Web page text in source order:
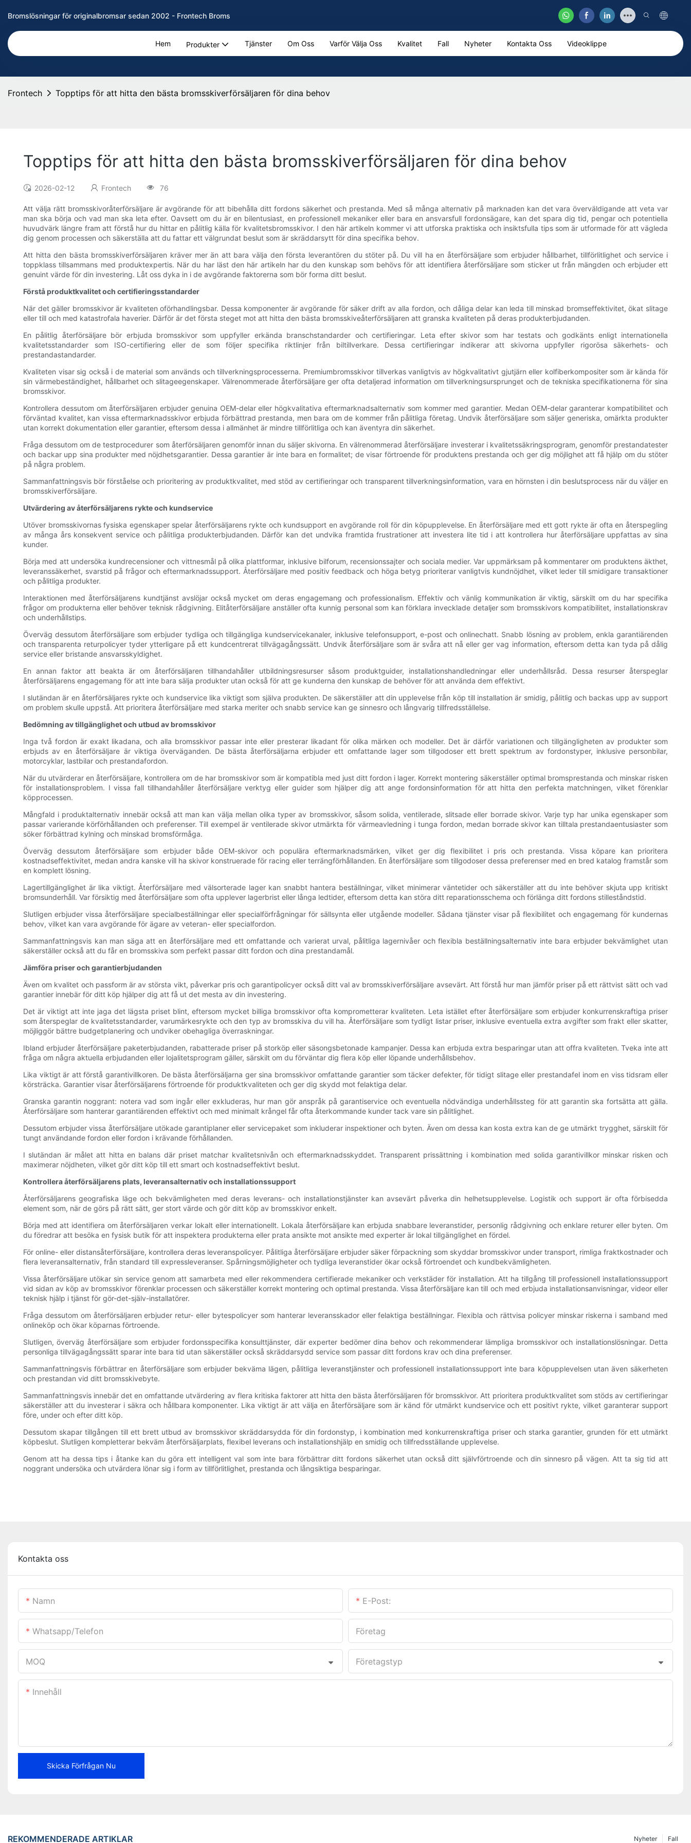
Bromslösningar för originalbromsar sedan 2002 - Frontech Broms
Hem Produkter Tjänster Om Oss Varför Välja Oss Kvalitet Fall Nyheter Kontakta Oss Videoklippe
Frontech Topptips för att hitta den bästa bromsskiverförsäljaren för dina behov
Topptips för att hitta den bästa bromsskiverförsäljaren för dina behov
2026-02-12 Frontech 76
Att välja rätt bromsskivoråterförsäljare är avgörande för att bibehålla ditt fordons säkerhet och prestanda. Med så många alternativ på marknaden kan det vara överväldigande att veta var
man ska börja och vad man ska leta efter. Oavsett om du är en bilentusiast, en professionell mekaniker eller bara en ansvarsfull fordonsägare, kan det spara dig tid, pengar och potentiella
huvudvärk längre fram att förstå hur du hittar en pålitlig källa för kvalitetsbromsskivor. I den här artikeln kommer vi att utforska praktiska och insiktsfulla tips som är utformade för att vägleda
dig genom processen och säkerställa att du fattar ett välgrundat beslut som är skräddarsytt för dina specifika behov.
Att hitta den bästa bromsskiverförsäljaren kräver mer än att bara välja den första leverantören du stöter på. Du vill ha en återförsäljare som erbjuder hållbarhet, tillförlitlighet och service i
toppklass tillsammans med produktexpertis. När du har läst den här artikeln har du den kunskap som behövs för att identifiera återförsäljare som sticker ut från mängden och erbjuder ett
genuint värde för din investering. Låt oss dyka in i de avgörande faktorerna som bör forma ditt beslut.
Förstå produktkvalitet och certifieringsstandarder
När det gäller bromsskivor är kvaliteten oförhandlingsbar. Dessa komponenter är avgörande för säker drift av alla fordon, och dåliga delar kan leda till minskad bromseffektivitet, ökat slitage
eller till och med katastrofala haverier. Därför är det första steget mot att hitta den bästa bromsskiveåterförsäljaren att granska kvaliteten på deras produkterbjudanden.
En pålitlig återförsäljare bör erbjuda bromsskivor som uppfyller erkända branschstandarder och certifieringar. Leta efter skivor som har testats och godkänts enligt internationella
kvalitetsstandarder som ISO-certifiering eller de som följer specifika riktlinjer från biltillverkare. Dessa certifieringar indikerar att skivorna uppfyller rigorösa säkerhets- och
prestandastandarder.
Kvaliteten visar sig också i de material som används och tillverkningsprocesserna. Premiumbromsskivor tillverkas vanligtvis av högkvalitativt gjutjärn eller kolfiberkompositer som är kända för
sin värmebeständighet, hållbarhet och slitageegenskaper. Välrenommerade återförsäljare ger ofta detaljerad information om tillverkningsursprunget och de tekniska specifikationerna för sina
bromsskivor.
Kontrollera dessutom om återförsäljaren erbjuder genuina OEM-delar eller högkvalitativa eftermarknadsalternativ som kommer med garantier. Medan OEM-delar garanterar kompatibilitet och
förväntad kvalitet, kan vissa eftermarknadsskivor erbjuda förbättrad prestanda, men bara om de kommer från pålitliga företag. Undvik återförsäljare som säljer generiska, omärkta produkter
utan korrekt dokumentation eller garantier, eftersom dessa i allmänhet är mindre tillförlitliga och kan äventyra din säkerhet.
Fråga dessutom om de testprocedurer som återförsäljaren genomför innan du säljer skivorna. En välrenommerad återförsäljare investerar i kvalitetssäkringsprogram, genomför prestandatester
och backar upp sina produkter med nöjdhetsgarantier. Dessa garantier är inte bara en formalitet; de visar förtroende för produktens prestanda och ger dig möjlighet att få hjälp om du stöter
på några problem.
Sammanfattningsvis bör förståelse och prioritering av produktkvalitet, med stöd av certifieringar och transparent tillverkningsinformation, vara en hörnsten i din beslutsprocess när du väljer en
bromsskiverförsäljare.
Utvärdering av återförsäljarens rykte och kundservice
Utöver bromsskivornas fysiska egenskaper spelar återförsäljarens rykte och kundsupport en avgörande roll för din köpupplevelse. En återförsäljare med ett gott rykte är ofta en återspegling
av många års konsekvent service och pålitliga produkterbjudanden. Därför kan det undvika framtida frustrationer att investera lite tid i att kontrollera hur återförsäljare uppfattas av sina
kunder.
Börja med att undersöka kundrecensioner och vittnesmål på olika plattformar, inklusive bilforum, recensionssajter och sociala medier. Var uppmärksam på kommentarer om produktens äkthet,
leveranssäkerhet, svarstid på frågor och eftermarknadssupport. Återförsäljare med positiv feedback och höga betyg prioriterar vanligtvis kundnöjdhet, vilket leder till smidigare transaktioner
och pålitliga produkter.
Interaktionen med återförsäljarens kundtjänst avslöjar också mycket om deras engagemang och professionalism. Effektiv och vänlig kommunikation är viktig, särskilt om du har specifika
frågor om produkterna eller behöver teknisk rådgivning. Elitåterförsäljare anställer ofta kunnig personal som kan förklara invecklade detaljer som bromsskivors kompatibilitet, installationskrav
och underhållstips.
Överväg dessutom återförsäljare som erbjuder tydliga och tillgängliga kundservicekanaler, inklusive telefonsupport, e-post och onlinechatt. Snabb lösning av problem, enkla garantiärenden
och transparenta returpolicyer tyder ytterligare på ett kundcentrerat tillvägagångssätt. Undvik återförsäljare som är svåra att nå eller ger vag information, eftersom detta kan tyda på dålig
service eller bristande ansvarsskyldighet.
En annan faktor att beakta är om återförsäljaren tillhandahåller utbildningsresurser såsom produktguider, installationshandledningar eller underhållsråd. Dessa resurser återspeglar
återförsäljarens engagemang för att inte bara sälja produkter utan också för att ge kunderna den kunskap de behöver för att använda dem effektivt.
I slutändan är en återförsäljares rykte och kundservice lika viktigt som själva produkten. De säkerställer att din upplevelse från köp till installation är smidig, pålitlig och backas upp av support
om problem skulle uppstå. Att prioritera återförsäljare med starka meriter och snabb service kan ge sinnesro och långvarig tillfredsställelse.
Bedömning av tillgänglighet och utbud av bromsskivor
Inga två fordon är exakt likadana, och alla bromsskivor passar inte eller presterar likadant för olika märken och modeller. Det är därför variationen och tillgängligheten av produkter som
erbjuds av en återförsäljare är viktiga överväganden. De bästa återförsäljarna erbjuder ett omfattande lager som tillgodoser ett brett spektrum av fordonstyper, inklusive personbilar,
motorcyklar, lastbilar och prestandafordon.
När du utvärderar en återförsäljare, kontrollera om de har bromsskivor som är kompatibla med just ditt fordon i lager. Korrekt montering säkerställer optimal bromsprestanda och minskar risken
för installationsproblem. I vissa fall tillhandahåller återförsäljare verktyg eller guider som hjälper dig att ange fordonsinformation för att hitta den perfekta matchningen, vilket förenklar
köpprocessen.
Mångfald i produktalternativ innebär också att man kan välja mellan olika typer av bromsskivor, såsom solida, ventilerade, slitsade eller borrade skivor. Varje typ har unika egenskaper som
passar varierande körförhållanden och preferenser. Till exempel är ventilerade skivor utmärkta för värmeavledning i tunga fordon, medan borrade skivor kan tilltala prestandaentusiaster som
söker förbättrad kylning och minskad bromsförmåga.
Överväg dessutom återförsäljare som erbjuder både OEM-skivor och populära eftermarknadsmärken, vilket ger dig flexibilitet i pris och prestanda. Vissa köpare kan prioritera
kostnadseffektivitet, medan andra kanske vill ha skivor konstruerade för racing eller terrängförhållanden. En återförsäljare som tillgodoser dessa preferenser med en bred katalog framstår som
en komplett lösning.
Lagertillgänglighet är lika viktigt. Återförsäljare med välsorterade lager kan snabbt hantera beställningar, vilket minimerar väntetider och säkerställer att du inte behöver skjuta upp kritiskt
bromsunderhåll. Var försiktig med återförsäljare som ofta upplever lagerbrist eller långa ledtider, eftersom detta kan störa ditt reparationsschema och förlänga ditt fordons stilleståndstid.
Slutligen erbjuder vissa återförsäljare specialbeställningar eller specialförfrågningar för sällsynta eller utgående modeller. Sådana tjänster visar på flexibilitet och engagemang för kundernas
behov, vilket kan vara avgörande för ägare av veteran- eller specialfordon.
Sammanfattningsvis kan man säga att en återförsäljare med ett omfattande och varierat urval, pålitliga lagernivåer och flexibla beställningsalternativ inte bara erbjuder bekvämlighet utan
säkerställer också att du får en bromsskiva som perfekt passar ditt fordon och dina prestandamål.
Jämföra priser och garantierbjudanden
Även om kvalitet och passform är av största vikt, påverkar pris och garantipolicyer också ditt val av bromsskiverförsäljare avsevärt. Att förstå hur man jämför priser på ett rättvist sätt och vad
garantier innebär för ditt köp hjälper dig att få ut det mesta av din investering.
Det är viktigt att inte jaga det lägsta priset blint, eftersom mycket billiga bromsskivor ofta komprometterar kvaliteten. Leta istället efter återförsäljare som erbjuder konkurrenskraftiga priser
som återspeglar de kvalitetsstandarder, varumärkesrykte och den typ av bromsskiva du vill ha. Återförsäljare som tydligt listar priser, inklusive eventuella extra avgifter som frakt eller skatter,
möjliggör bättre budgetplanering och undviker obehagliga överraskningar.
Ibland erbjuder återförsäljare paketerbjudanden, rabatterade priser på storköp eller säsongsbetonade kampanjer. Dessa kan erbjuda extra besparingar utan att offra kvaliteten. Tveka inte att
fråga om några aktuella erbjudanden eller lojalitetsprogram gäller, särskilt om du förväntar dig flera köp eller löpande underhållsbehov.
Lika viktigt är att förstå garantivillkoren. De bästa återförsäljarna ger sina bromsskivor omfattande garantier som täcker defekter, för tidigt slitage eller prestandafel inom en viss tidsram eller
körsträcka. Garantier visar återförsäljarens förtroende för produktkvaliteten och ger dig skydd mot felaktiga delar.
Granska garantin noggrant: notera vad som ingår eller exkluderas, hur man gör anspråk på garantiservice och eventuella nödvändiga underhållssteg för att garantin ska fortsätta att gälla.
Återförsäljare som hanterar garantiärenden effektivt och med minimalt krångel får ofta återkommande kunder tack vare sin pålitlighet.
Dessutom erbjuder vissa återförsäljare utökade garantiplaner eller servicepaket som inkluderar inspektioner och byten. Även om dessa kan kosta extra kan de ge utmärkt trygghet, särskilt för
tungt användande fordon eller fordon i krävande förhållanden.
I slutändan är målet att hitta en balans där priset matchar kvalitetsnivån och eftermarknadsskyddet. Transparent prissättning i kombination med solida garantivillkor minskar risken och
maximerar nöjdheten, vilket gör ditt köp till ett smart och kostnadseffektivt beslut.
Kontrollera återförsäljarens plats, leveransalternativ och installationssupport
Återförsäljarens geografiska läge och bekvämligheten med deras leverans- och installationstjänster kan avsevärt påverka din helhetsupplevelse. Logistik och support är ofta förbisedda
element som, när de görs på rätt sätt, ger stort värde och gör ditt köp av bromsskivor enkelt.
Börja med att identifiera om återförsäljaren verkar lokalt eller internationellt. Lokala återförsäljare kan erbjuda snabbare leveranstider, personlig rådgivning och enklare returer eller byten. Om
du föredrar att besöka en fysisk butik för att inspektera produkterna eller prata ansikte mot ansikte med experter är lokal tillgänglighet en fördel.
För online- eller distansåterförsäljare, kontrollera deras leveranspolicyer. Pålitliga återförsäljare erbjuder säker förpackning som skyddar bromsskivor under transport, rimliga fraktkostnader och
flera leveransalternativ, från standard till expressleveranser. Spårningsmöjligheter och tydliga leveranstider ökar också förtroendet och kundbekvämligheten.
Vissa återförsäljare utökar sin service genom att samarbeta med eller rekommendera certifierade mekaniker och verkstäder för installation. Att ha tillgång till professionell installationssupport
vid sidan av köp av bromsskivor förenklar processen och säkerställer korrekt montering och optimal prestanda. Vissa återförsäljare kan till och med erbjuda installationsanvisningar, videor eller
teknisk hjälp i tjänst för gör-det-själv-installatörer.
Fråga dessutom om återförsäljaren erbjuder retur- eller bytespolicyer som hanterar leveransskador eller felaktiga beställningar. Flexibla och rättvisa policyer minskar riskerna i samband med
onlineköp och ökar köparnas förtroende.
Slutligen, överväg återförsäljare som erbjuder fordonsspecifika konsulttjänster, där experter bedömer dina behov och rekommenderar lämpliga bromsskivor och installationslösningar. Detta
personliga tillvägagångssätt sparar inte bara tid utan säkerställer också skräddarsydd service som passar ditt fordons krav och dina preferenser.
Sammanfattningsvis förbättrar en återförsäljare som erbjuder bekväma lägen, pålitliga leveranstjänster och professionell installationssupport inte bara köpupplevelsen utan även säkerheten
och prestandan vid ditt bromsskivebyte.
Sammanfattningsvis innebär det en omfattande utvärdering av flera kritiska faktorer att hitta den bästa återförsäljaren för bromsskivor. Att prioritera produktkvalitet som stöds av certifieringar
säkerställer att du investerar i säkra och hållbara komponenter. Lika viktigt är att välja en återförsäljare som är känd för utmärkt kundservice och ett positivt rykte, vilket garanterar support
före, under och efter ditt köp.
Dessutom skapar tillgången till ett brett utbud av bromsskivor skräddarsydda för din fordonstyp, i kombination med konkurrenskraftiga priser och starka garantier, grunden för ett utmärkt
köpbeslut. Slutligen kompletterar bekväm återförsäljarplats, flexibel leverans och installationshjälp en smidig och tillfredsställande upplevelse.
Genom att ha dessa tips i åtanke kan du göra ett intelligent val som inte bara förbättrar ditt fordons säkerhet utan också ditt självförtroende och din sinnesro på vägen. Att ta sig tid att
noggrant undersöka och utvärdera lönar sig i form av tillförlitlighet, prestanda och långsiktiga besparingar.
Kontakta oss
Namn E-Post:
Whatsapp/telefon Företag
MOQ Företagstyp
Innehåll
Skicka Förfrågan Nu
REKOMMENDERADE ARTIKLAR Fall
Nyheter